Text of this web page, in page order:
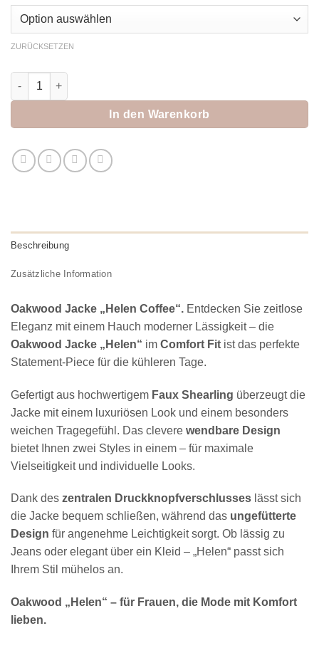
ZURÜCKSETZEN
Oakwood Jacke "Helen Coffee" Menge
In den Warenkorb
Beschreibung
Zusätzliche Information
Oakwood Jacke „Helen Coffee“. Entdecken Sie zeitlose
Eleganz mit einem Hauch moderner Lässigkeit – die
Oakwood Jacke „Helen“ im Comfort Fit ist das perfekte
Statement-Piece für die kühleren Tage.
Gefertigt aus hochwertigem Faux Shearling überzeugt die
Jacke mit einem luxuriösen Look und einem besonders
weichen Tragegefühl. Das clevere wendbare Design
bietet Ihnen zwei Styles in einem – für maximale
Vielseitigkeit und individuelle Looks.
Dank des zentralen Druckknopfverschlusses lässt sich
die Jacke bequem schließen, während das ungefütterte
Design für angenehme Leichtigkeit sorgt. Ob lässig zu
Jeans oder elegant über ein Kleid – „Helen“ passt sich
Ihrem Stil mühelos an.
Oakwood „Helen“ – für Frauen, die Mode mit Komfort
lieben.